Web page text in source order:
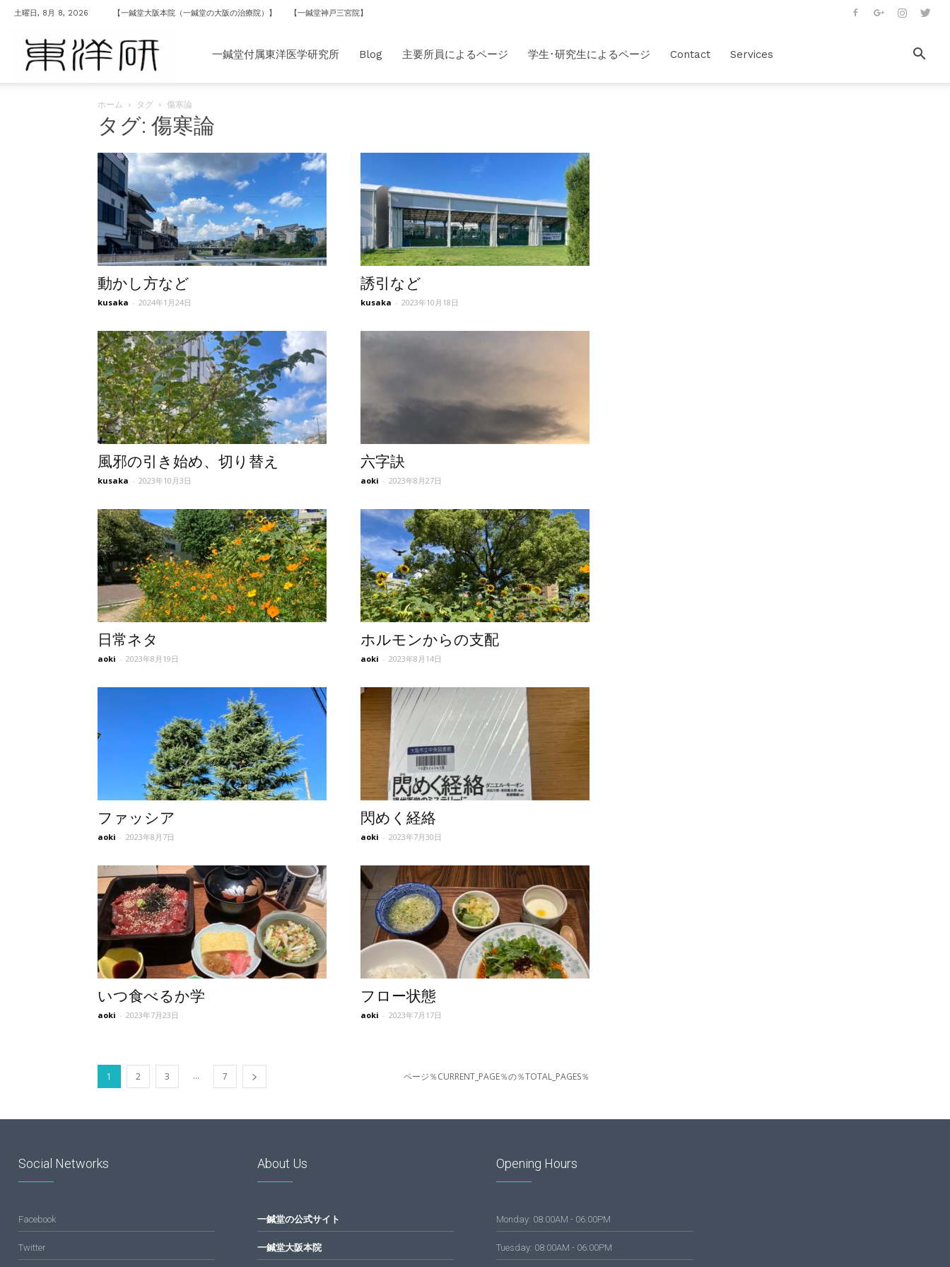
土曜日, 8月 8, 2026 【一鍼堂大阪本院（一鍼堂の大阪の治療院）】 【一鍼堂神戸三宮院】
鍼
堂
付
属
東
洋
学
研
究
一鍼堂付属東洋医学研究所 Blog 主要所員によるページ 学生･研究生によるページ Contact Services
ホーム タグ 傷寒論
タグ: 傷寒論
動かし方など
kusaka - 2024年1月24日
誘引など
kusaka - 2023年10月18日
風邪の引き始め、切り替え
kusaka - 2023年10月3日
六字訣
aoki - 2023年8月27日
日常ネタ
aoki - 2023年8月19日
ホルモンからの支配
aoki - 2023年8月14日
ファッシア
aoki - 2023年8月7日
閃めく経絡
aoki - 2023年7月30日
いつ食べるか学
aoki - 2023年7月23日
フロー状態
aoki - 2023年7月17日
1 2 3 ... 7 ページ％CURRENT_PAGE％の％TOTAL_PAGES％
Social Networks
Facebook
Twitter
About Us
一鍼堂の公式サイト
一鍼堂大阪本院
Opening Hours
Monday: 08:00AM - 06:00PM
Tuesday: 08:00AM - 06:00PM